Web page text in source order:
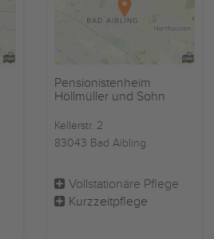
Pensionistenheim
Höllmüller und Sohn
Kellerstr. 2
83043 Bad Aibling
Vollstationäre Pflege
Kurzzeitpflege